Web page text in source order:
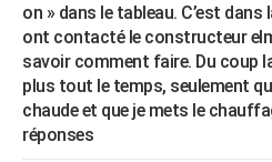
on » dans le tableau. C’est
ont contacté le constructeur
savoir comment faire. Du coup
plus tout le temps, seulement
chaude et que je mets le
réponses